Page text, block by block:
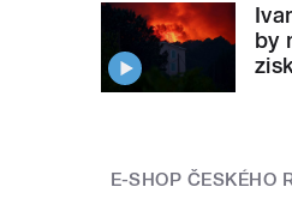
by
E-SHOP ČESKÉHO